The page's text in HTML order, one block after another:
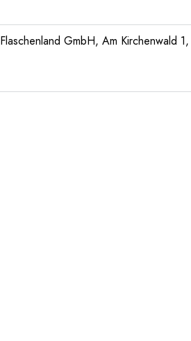
Flaschenland GmbH, Am Kirchenwald